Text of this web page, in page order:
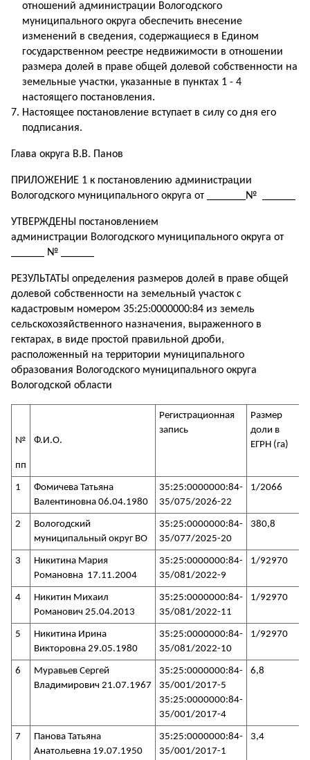
отношений администрации Вологодского
муниципального округа обеспечить внесение
изменений в сведения, содержащиеся в Едином
государственном реестре недвижимости в отношении
размера долей в праве общей долевой собственности на
земельные участки, указанные в пунктах 1 - 4
настоящего постановления.
Настоящее постановление вступает в силу со дня его
подписания.
Глава округа В.В. Панов
ПРИЛОЖЕНИЕ 1 к постановлению администрации
Вологодского муниципального округа от _______№ ______
УТВЕРЖДЕНЫ постановлением
администрации Вологодского муниципального округа от
______ № ______
РЕЗУЛЬТАТЫ определения размеров долей в праве общей
долевой собственности на земельный участок с
кадастровым номером 35:25:0000000:84 из земель
сельскохозяйственного назначения, выраженного в
гектарах, в виде простой правильной дроби,
расположенный на территории муниципального
образования Вологодского муниципального округа
Вологодской области
№
пп
Ф.И.О.
Регистрационная
запись
Размер
доли в
ЕГРН (га)
1
Фомичева Татьяна
Валентиновна 06.04.1980
35:25:0000000:84-
35/075/2026-22
1/2066
2
Вологодский
муниципальный округ ВО
35:25:0000000:84-
35/077/2025-20
380,8
3
Никитина Мария
Романовна 17.11.2004
35:25:0000000:84-
35/081/2022-9
1/92970
4
Никитин Михаил
Романович 25.04.2013
35:25:0000000:84-
35/081/2022-11
1/92970
5
Никитина Ирина
Викторовна 29.05.1980
35:25:0000000:84-
35/081/2022-10
1/92970
6
Муравьев Сергей
Владимирович 21.07.1967
35:25:0000000:84-
35/001/2017-5
35:25:0000000:84-
35/001/2017-4
6,8
7
Панова Татьяна
Анатольевна 19.07.1950
35:25:0000000:84-
35/001/2017-1
3,4